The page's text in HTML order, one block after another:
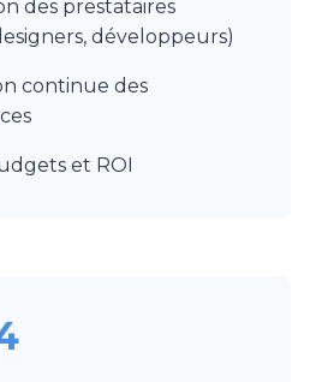
des prestataires
développeurs)
continue des
et ROI